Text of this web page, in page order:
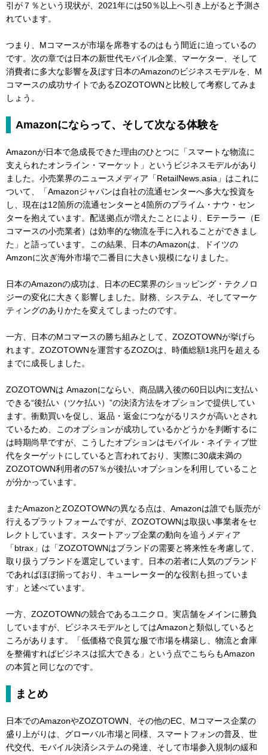
引が７％という現状が、2021年には50％以上へ引き上がると予測さ
れています。
つまり、Mコマースが市場を席巻するのはもう間近に迫っているの
です。次の章では日本の新世代モバイル企業、マーケター、そして
消費者に多大な影響を及ぼす日本のAmazonのビジネスモデルを、M
コマースの成功サイトであるZOZOTOWNと比較して考察してみま
しょう。
Amazonにならって、そして次なる体験を
Amazonが日本で急成長できた理由のひとつに「スマートな物流に
支えられたオンライン・マーケット」というビジネスモデルがあり
ました。小売業界のニュースメディア「RetailNews.asia」はこれに
ついて、「Amazonジャパンは自社の流通センターへ多大な投資を
し、現在は12箇所の流通センターと4箇所のプライム・ナウ・セン
ターを抱えています。配送拠点が増えたことにより、Eテーラー（E
コマースの小売業者）は効率的な物流を手に入れることができまし
た」と語っています。この結果、日本のAmazonは、ドイツの
Amzonに次ぎ海外市場で二番目に大きい規模になりました。
日本のAmazonの成功は、日本のEC業界のショッピング・テクノロ
ジーの変化に大きく影響しました。財務、システム、そしてマーケ
ティングのありかたを変えてしまったのです。
一方、日本のMコマースの勝ち組みとして、ZOZOTOWNが挙げら
れます。ZOZOTOWNを運営するZOZOは、時価総額1兆円を超える
までに成長しました。
ZOZOTOWNは Amazonにならい、商品購入後の60日以内に支払い
できる“後払い（ツケ払い）”の決済方法をオプションで提供してい
ます。衝動買いを促し、返品・返金につながるリスクが高いとされ
ているため、このオプションが成功しているかどうかを判断するに
は時期尚早ですが、こうしたオプションはモバイル・ネイティブ世
代をターゲットにしていると言われており、実際に30歳未満の
ZOZOTOWN利用者の57％が後払いオプションを利用していること
が分かっています。
またAmazonとZOZOTOWNの異なる点は、Amazonは誰でも販売が
行えるプラットフォームですが、ZOZOTOWNは取扱い事業者をセ
レクトしています。スタートアップ企業の動向を追うメディア
「btrax」は「ZOZOTOWNはブランドの需要と将来性を考慮して、
取り扱うブランドを選定しています。日本の若者に人気のブランド
であればほぼ揃っており、キューレーター的な役割も担っていま
す」と述べています。
一方、ZOZOTOWNの競合であるユニクロ。実店舗をメインに勝負
していますが、ビジネスモデルとしてはAmazonと類似していると
ころがあります。「低価格で良質な服で市場を構築し、物流と倉庫
を整備すればビジネスは拡大できる」という点でこちらもAmazon
の本質と同じなのです。
まとめ
日本でのAmazonやZOZOTOWN、その他のEC、Mコマース企業の
盛り上がりは、グローバル市場と同様、スマートフォンの普及、世
代交代、モバイル決済システムの発達、そして市場参入規制の緩和